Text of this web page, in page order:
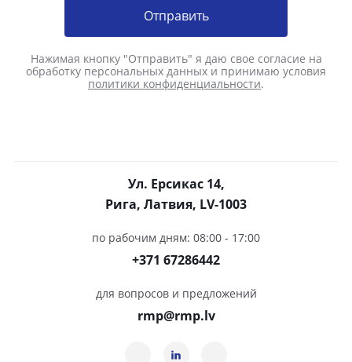
Отправить
Нажимая кнопку "Отправить" я даю свое согласие на
обработку персональных данных и принимаю условия
политики конфиденциальности.
Ул. Ерсикас 14,
Рига, Латвия, LV-1003
по рабочим дням: 08:00 - 17:00
+371 67286442
для вопросов и предложений
rmp@rmp.lv